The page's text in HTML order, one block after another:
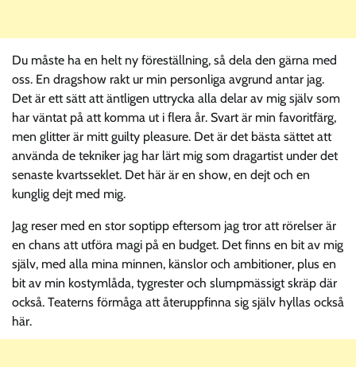
Du måste ha en helt ny föreställning, så dela den gärna med
oss. En dragshow rakt ur min personliga avgrund antar jag.
Det är ett sätt att äntligen uttrycka alla delar av mig själv som
har väntat på att komma ut i flera år. Svart är min favoritfärg,
men glitter är mitt guilty pleasure. Det är det bästa sättet att
använda de tekniker jag har lärt mig som dragartist under det
senaste kvartsseklet. Det här är en show, en dejt och en
kunglig dejt med mig.
Jag reser med en stor soptipp eftersom jag tror att rörelser är
en chans att utföra magi på en budget. Det finns en bit av mig
själv, med alla mina minnen, känslor och ambitioner, plus en
bit av min kostymlåda, tygrester och slumpmässigt skräp där
också. Teaterns förmåga att återuppfinna sig själv hyllas också
här.